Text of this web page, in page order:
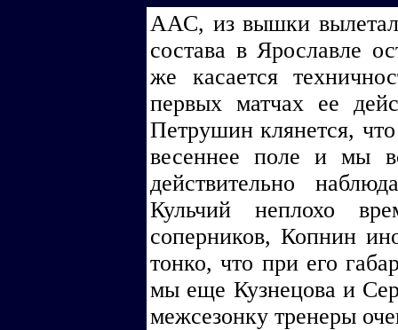
ААС, из вышки
состава в Ярославле
же касается
первых матчах ее
Петрушин клянется,
весеннее поле и мы
действительно
Кульчий неплохо
соперников, Копнин
тонко, что при его
мы еще Кузнецова и
межсезонку тренеры